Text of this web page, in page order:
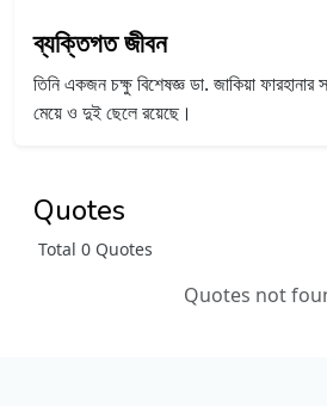
ব্যক্তিগত জীবন
তিনি একজন চক্ষু বিশেষজ্ঞ ডা. জাকিয়া ফারহানার
মেয়ে ও দুই ছেলে রয়েছে।
Quotes
Total 0 Quotes
Quotes not